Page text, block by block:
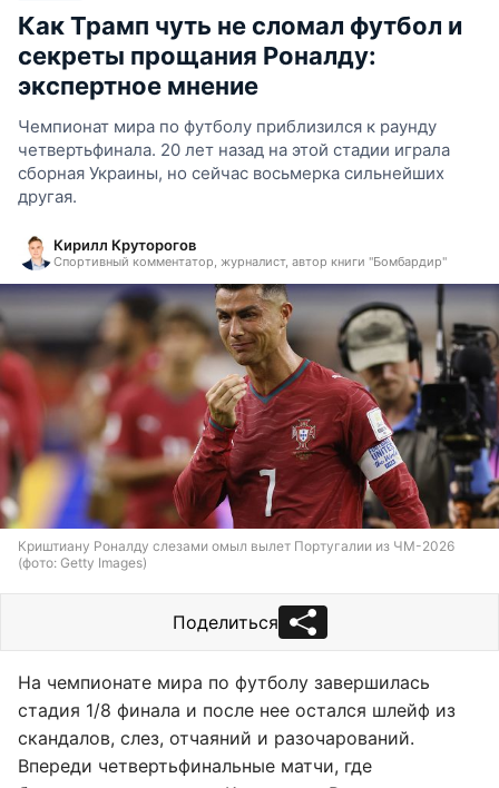
Как Трамп чуть не сломал футбол и
секреты прощания Роналду:
экспертное мнение
Чемпионат мира по футболу приблизился к раунду
четвертьфинала. 20 лет назад на этой стадии играла
сборная Украины, но сейчас восьмерка сильнейших
другая.
Кирилл Круторогов
Спортивный комментатор, журналист, автор книги "Бомбардир"
Криштиану Роналду слезами омыл вылет Португалии из ЧМ-2026
(фото: Getty Images)
Поделиться
На чемпионате мира по футболу завершилась
стадия 1/8 финала и после нее остался шлейф из
скандалов, слез, отчаяний и разочарований.
Впереди четвертьфинальные матчи, где